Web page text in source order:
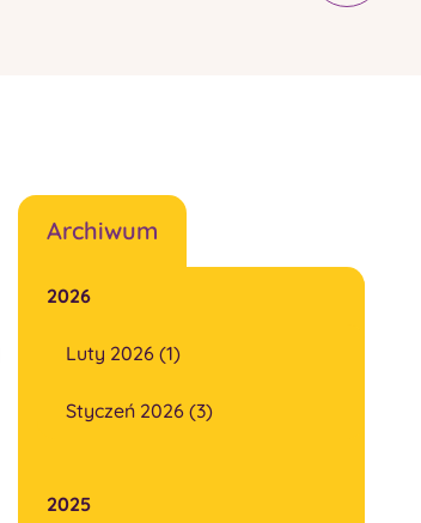
Archiwum
2026
Luty 2026 (1)
Styczeń 2026 (3)
2025